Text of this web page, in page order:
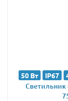
50 Вт IP67
Светильник